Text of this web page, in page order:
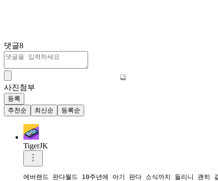
댓글8
사진첨부
등록
추천순
최신순 등록순
TigerJK
에버랜드 판다월드 10주년에 아기 판다 소식까지 들리니 괜히